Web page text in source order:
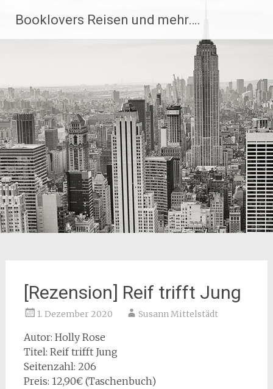
Inhalt
springen
Booklovers Reisen und mehr….
[Rezension] Reif trifft Jung
1. Dezember 2020 Susann Mittelstädt
Autor: Holly Rose
Titel: Reif trifft Jung
Seitenzahl: 206
Preis: 12,90€ (Taschenbuch)